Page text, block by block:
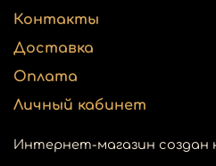
Контакты
Доставка
Оплата
Личный кабинет
Интернет-магазин создан